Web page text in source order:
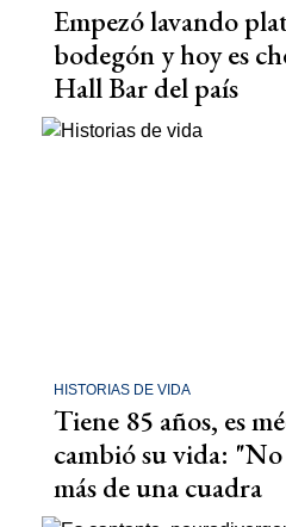
Empezó lavando
bodegón y hoy es
Hall Bar del país
HISTORIAS DE VIDA
Tiene 85 años, es
cambió su vida:
más de una cuadra